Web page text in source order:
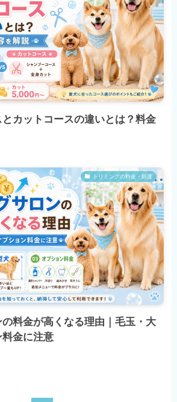
カットコースの違いとは？料金
トリミングの料金・頻度
の料金が高くなる理由｜毛玉・大
金に注意